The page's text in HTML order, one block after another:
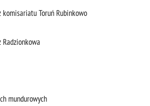
Toruń Rubinkowo
mundurowych